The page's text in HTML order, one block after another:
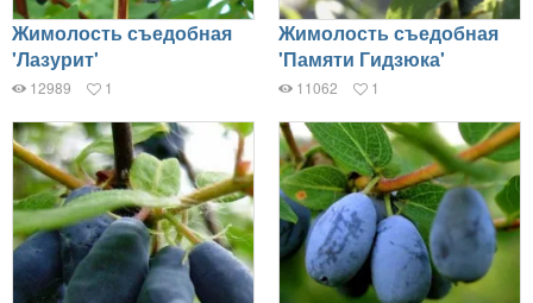
Жимолость съедобная
'Лазурит'
12989 1
Жимолость съедобная
'Памяти Гидзюка'
11062 1